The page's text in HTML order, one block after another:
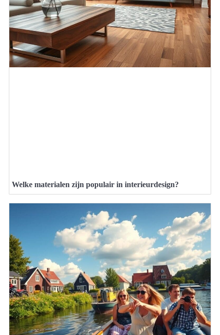
Welke materialen zijn populair in interieurdesign?